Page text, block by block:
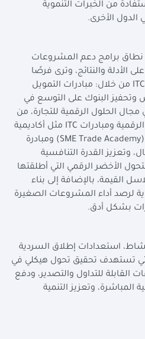
من الخبرات التنموية
الدول الأخرى.
نطاق برامج دعم المشروعات
الأدلة والنتائج، وترى فرصًا
ITC من خلال: مبادرات التمويل
وتحفيز البنوك على التوسع في
الحلول الرقمية للتجارة، من
ومبادرات ITC مثل أكاديمية
SME Trade Academy) ومبادرة
وتعزيز القدرة التنافسية
الأخضر الرقمي التي أطلقتها
القيمة، بالإضافة إلى بناء
لرصد أداء المشروعات الصغيرة
بشكل أدق.
استعدادات إطلاق السردية
التي تستهدف تحقيق تحول هيكلي في
القابلة للتداول والتصدير، ودفع
المباشرة، وتعزيز التنمية